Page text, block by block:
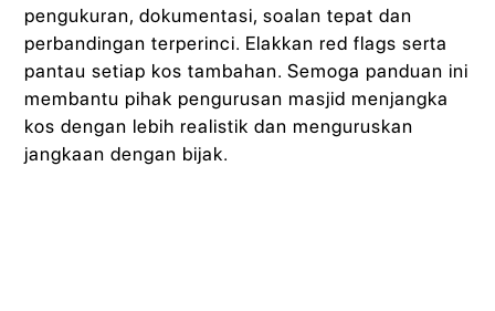
pengukuran, dokumentasi, soalan tepat dan
perbandingan terperinci. Elakkan red flags serta
pantau setiap kos tambahan. Semoga panduan ini
membantu pihak pengurusan masjid menjangka
kos dengan lebih realistik dan menguruskan
jangkaan dengan bijak.